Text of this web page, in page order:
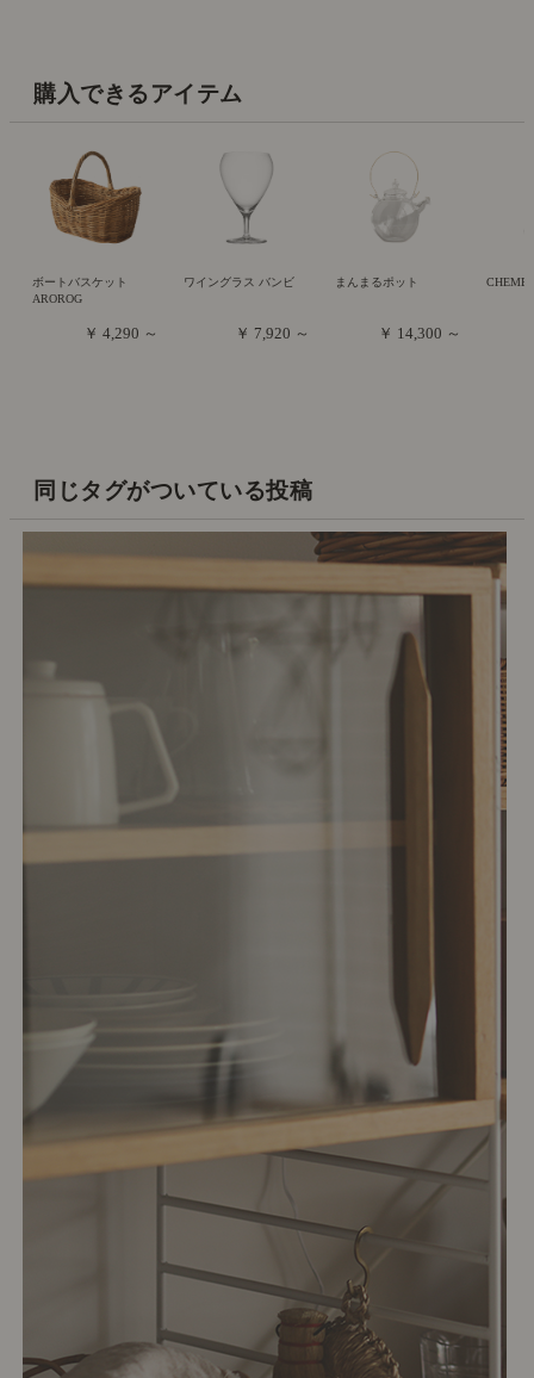
購入できるアイテム
ボートバスケット
AROROG
￥ 4,290 ～
ワイングラス バンビ
￥ 7,920 ～
まんまるポット
￥ 14,300 ～
同じタグがついている投稿